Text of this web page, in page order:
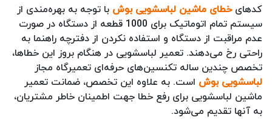
کدهایخطای ماشین لباسشویی بوش با توجه به بهره‌مندی از
سیستم تمام اتوماتیک برای 1000 قطعه از دستگاه در صورت
عدم مراقبت از دستگاه و استفاده نکردن از دفترچه راهنما به
راحتی رخ می‌دهند. تعمیر لباسشویی در هنگام بروز این خطاها،
تخصص چندین ساله تکنسین‌های حرفه‌ای تعمیرگاه مجاز
لباسشویی بوش است. به علاوه این تخصص، ضمانت تعمیر
ماشین لباسشویی برای رفع خطا جهت اطمینان خاطر مشتریان،
به آنها تقدیم می‌شود.